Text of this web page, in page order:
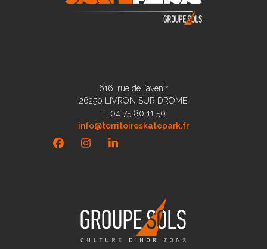
616, rue de l’avenir
26250 LIVRON SUR DROME
T. 04 75 80 11 50
info@territoireskatepark.fr
FacebookInstagramLinkedIn